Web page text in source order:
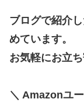
ブログで紹介
めています。
お気軽にお立
＼ Amazonユ